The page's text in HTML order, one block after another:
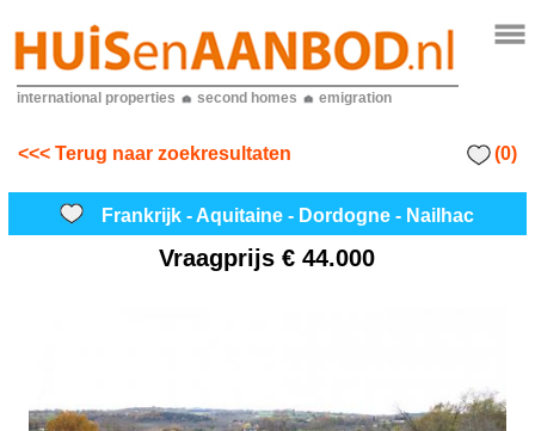
international properties second homes emigration
<<< Terug naar zoekresultaten (0)
Frankrijk - Aquitaine - Dordogne - Nailhac
Vraagprijs€ 44.000